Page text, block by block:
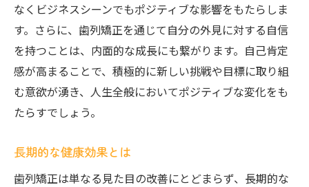
なくビジネスシーンでもポジティブな影響をもたらしま
す。さらに、歯列矯正を通じて自分の外見に対する自信
を持つことは、内面的な成長にも繋がります。自己肯定
感が高まることで、積極的に新しい挑戦や目標に取り組
む意欲が湧き、人生全般においてポジティブな変化をも
たらすでしょう。
長期的な健康効果とは
歯列矯正は単なる見た目の改善にとどまらず、長期的な